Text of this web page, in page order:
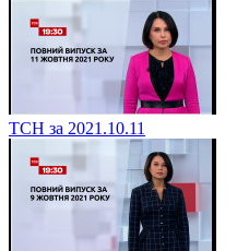
ТСН за 2021.10.11